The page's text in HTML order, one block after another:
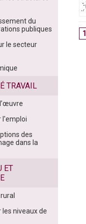
du
publiques
le secteur
TRAVAIL
l'emploi
des
dans la
ET
les niveaux de
1